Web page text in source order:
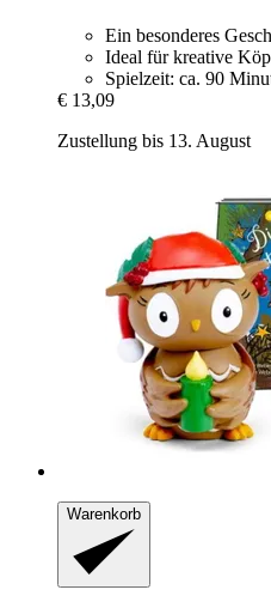
Ein besonderes
Ideal für kreative
Spielzeit: ca. 90
€ 13,09
Zustellung bis 13. August
Warenkorb